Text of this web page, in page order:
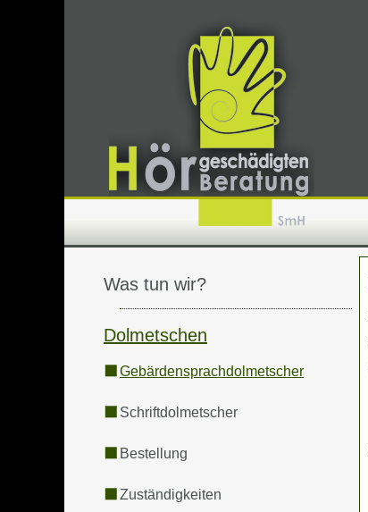
Was tun wir?
Dolmetschen
Gebärdensprachdolmetscher
Schriftdolmetscher
Bestellung
Zuständigkeiten